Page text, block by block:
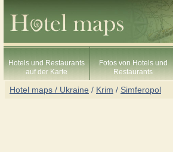
Hotels und Restaurants
auf der Karte
Fotos von Hotels und
Restaurants
Hotel maps / Ukraine / Krim / Simferopol